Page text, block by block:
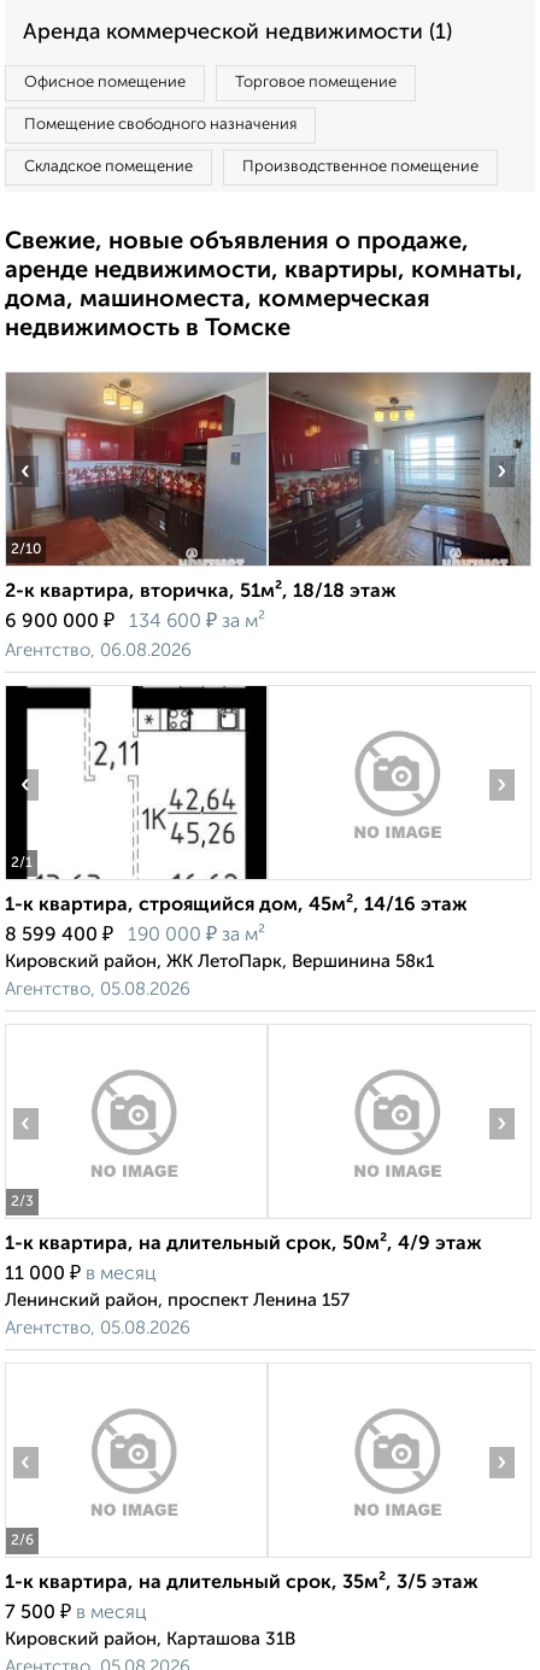
Аренда коммерческой недвижимости (1)
Офисное помещение Торговое помещение
Помещение свободного назначения
Складское помещение Производственное помещение
Свежие, новые объявления о продаже,
аренде недвижимости, квартиры, комнаты,
дома, машиноместа, коммерческая
недвижимость в Томске
2/10
‹ ›
2-к квартира, вторичка, 51м², 18/18 этаж
6 900 000 ₽ 134 600 ₽ за м²
Агентство, 06.08.2026
2/1
‹ ›
1-к квартира, строящийся дом, 45м², 14/16 этаж
8 599 400 ₽ 190 000 ₽ за м²
Кировский район, ЖК ЛетоПарк, Вершинина 58к1
Агентство, 05.08.2026
2/3
‹ ›
1-к квартира, на длительный срок, 50м², 4/9 этаж
11 000 ₽ в месяц
Ленинский район, проспект Ленина 157
Агентство, 05.08.2026
2/6
‹ ›
1-к квартира, на длительный срок, 35м², 3/5 этаж
7 500 ₽ в месяц
Кировский район, Карташова 31В